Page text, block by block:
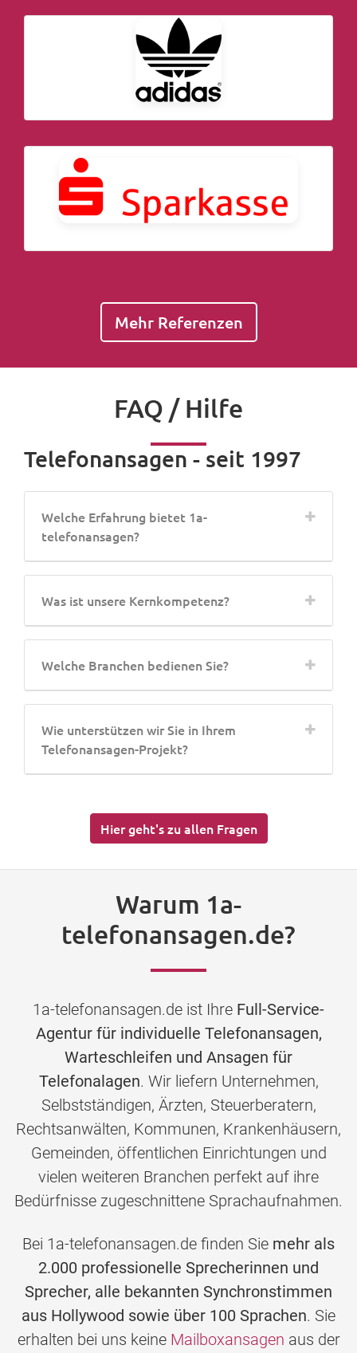
Mehr Referenzen
FAQ / Hilfe
Telefonansagen - seit 1997
Welche Erfahrung bietet 1a-
telefonansagen?
Was ist unsere Kernkompetenz?
Welche Branchen bedienen Sie?
Wie unterstützen wir Sie in Ihrem
Telefonansagen-Projekt?
Hier geht's zu allen Fragen
Warum 1a-
telefonansagen.de?
1a-telefonansagen.de ist Ihre Full-Service-
Agentur für individuelle Telefonansagen,
Warteschleifen und Ansagen für
Telefonalagen. Wir liefern Unternehmen,
Selbstständigen, Ärzten, Steuerberatern,
Rechtsanwälten, Kommunen, Krankenhäusern,
Gemeinden, öffentlichen Einrichtungen und
vielen weiteren Branchen perfekt auf ihre
Bedürfnisse zugeschnittene Sprachaufnahmen.
Bei 1a-telefonansagen.de finden Sie mehr als
2.000 professionelle Sprecherinnen und
Sprecher, alle bekannten Synchronstimmen
aus Hollywood sowie über 100 Sprachen. Sie
erhalten bei uns keine Mailboxansagen aus der